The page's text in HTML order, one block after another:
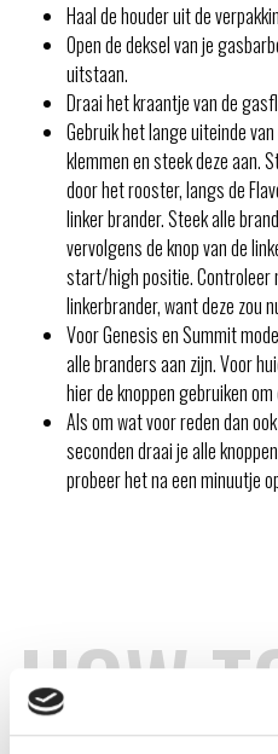
Haal de houder uit de
Open de deksel van je
uitstaan.
Draai het kraantje van de
Gebruik het lange uiteinde
klemmen en steek deze aan.
door het rooster, langs de
linker brander. Steek alle
vervolgens de knop van de
start/high positie. Controleer
linkerbrander, want deze zou
Voor Genesis en Summit
alle branders aan zijn. Voor
hier de knoppen gebruiken
Als om wat voor reden dan
seconden draai je alle
probeer het na een minuutje
HOW